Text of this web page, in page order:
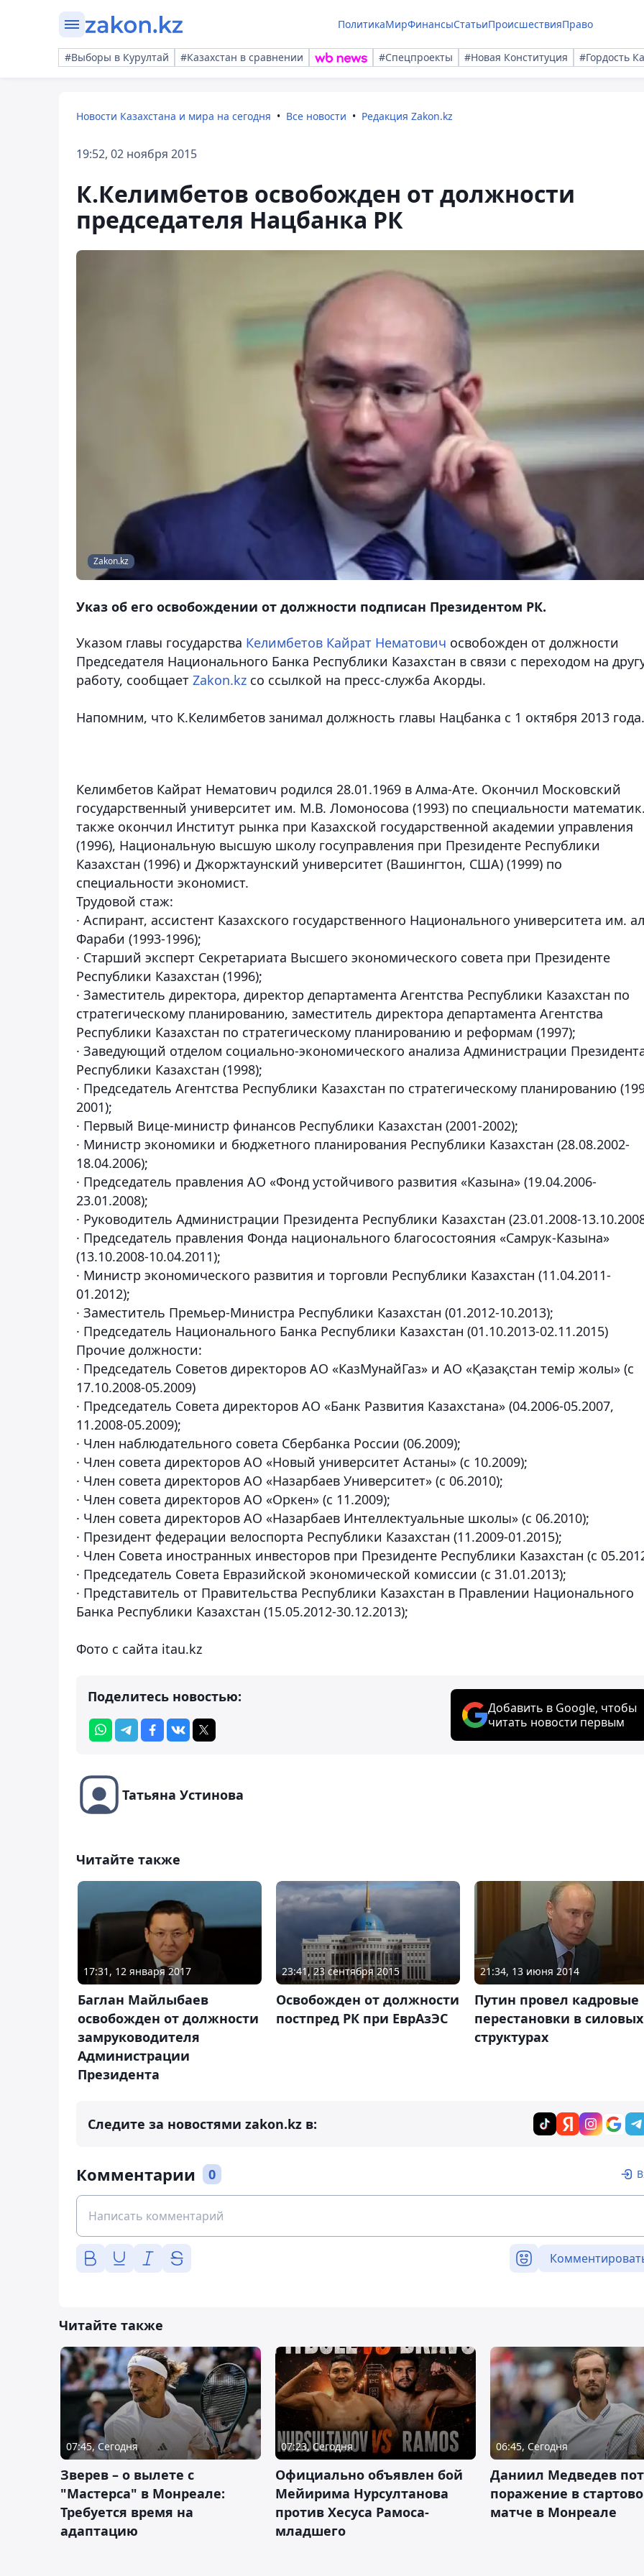
ПолитикаМирФинансыСтатьиПроисшествияПраво
#Выборы в Курултай #Казахстан в сравнении #Спецпроекты #Новая Конституция #Гордость
Новости Казахстана и мира на сегодня Все новости Редакция Zakon.kz
19:52, 02 ноября 2015
К.Келимбетов освобожден от должности
председателя Нацбанка РК
Zakon.kz
Указ об его освобождении от должности подписан Президентом РК.
Указом главы государства Келимбетов Кайрат Нематович освобожден от должности
Председателя Национального Банка Республики Казахстан в связи с переходом на
работу, сообщает Zakon.kz со ссылкой на пресс-служба Акорды.
Напомним, что К.Келимбетов занимал должность главы Нацбанка с 1 октября 2013 года.
Келимбетов Кайрат Нематович родился 28.01.1969 в Алма-Ате. Окончил Московский
государственный университет им. М.В. Ломоносова (1993) по специальности
также окончил Институт рынка при Казахской государственной академии управления
(1996), Национальную высшую школу госуправления при Президенте Республики
Казахстан (1996) и Джоржтаунский университет (Вашингтон, США) (1999) по
специальности экономист.
Трудовой стаж:
· Аспирант, ассистент Казахского государственного Национального университета им.
Фараби (1993-1996);
· Старший эксперт Секретариата Высшего экономического совета при Президенте
Республики Казахстан (1996);
· Заместитель директора, директор департамента Агентства Республики Казахстан по
стратегическому планированию, заместитель директора департамента Агентства
Республики Казахстан по стратегическому планированию и реформам (1997);
· Заведующий отделом социально-экономического анализа Администрации
Республики Казахстан (1998);
· Председатель Агентства Республики Казахстан по стратегическому планированию
2001);
· Первый Вице-министр финансов Республики Казахстан (2001-2002);
· Министр экономики и бюджетного планирования Республики Казахстан (28.08.2002-
18.04.2006);
· Председатель правления АО «Фонд устойчивого развития «Казына» (19.04.2006-
23.01.2008);
· Руководитель Администрации Президента Республики Казахстан (23.01.2008-
· Председатель правления Фонда национального благосостояния «Самрук-Казына»
(13.10.2008-10.04.2011);
· Министр экономического развития и торговли Республики Казахстан (11.04.2011-
01.2012);
· Заместитель Премьер-Министра Республики Казахстан (01.2012-10.2013);
· Председатель Национального Банка Республики Казахстан (01.10.2013-02.11.2015)
Прочие должности:
· Председатель Советов директоров АО «КазМунайГаз» и АО «Қазақстан темір жолы» (с
17.10.2008-05.2009)
· Председатель Совета директоров АО «Банк Развития Казахстана» (04.2006-05.2007,
11.2008-05.2009);
· Член наблюдательного совета Сбербанка России (06.2009);
· Член совета директоров АО «Новый университет Астаны» (с 10.2009);
· Член совета директоров АО «Назарбаев Университет» (с 06.2010);
· Член совета директоров АО «Оркен» (с 11.2009);
· Член совета директоров АО «Назарбаев Интеллектуальные школы» (с 06.2010);
· Президент федерации велоспорта Республики Казахстан (11.2009-01.2015);
· Член Совета иностранных инвесторов при Президенте Республики Казахстан (с
· Председатель Совета Евразийской экономической комиссии (с 31.01.2013);
· Представитель от Правительства Республики Казахстан в Правлении Национального
Банка Республики Казахстан (15.05.2012-30.12.2013);
Фото с сайта itau.kz
Поделитесь новостью:
Добавить в Google, чтобы
читать новости первым
Татьяна Устинова
Читайте также
17:31, 12 января 2017
Баглан Майлыбаев
освобожден от должности
замруководителя
Администрации
Президента
23:41, 23 сентября 2015
Освобожден от должности
постпред РК при ЕврАзЭС
21:34, 13 июня 2014
Путин провел кадровые
перестановки в силовых
структурах
Следите за новостями zakon.kz в:
Комментарии 0
Читайте также
07:45, Сегодня
Зверев – о вылете с
"Мастерса" в Монреале:
Требуется время на
адаптацию
07:23, Сегодня
Официально объявлен бой
Мейирима Нурсултанова
против Хесуса Рамоса-
младшего
06:45, Сегодня
Даниил Медведев
поражение в
матче в Монреале